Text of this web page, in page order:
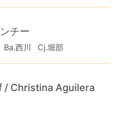
チー
Ba.西川 Cj.堀部
/ Christina Aguilera